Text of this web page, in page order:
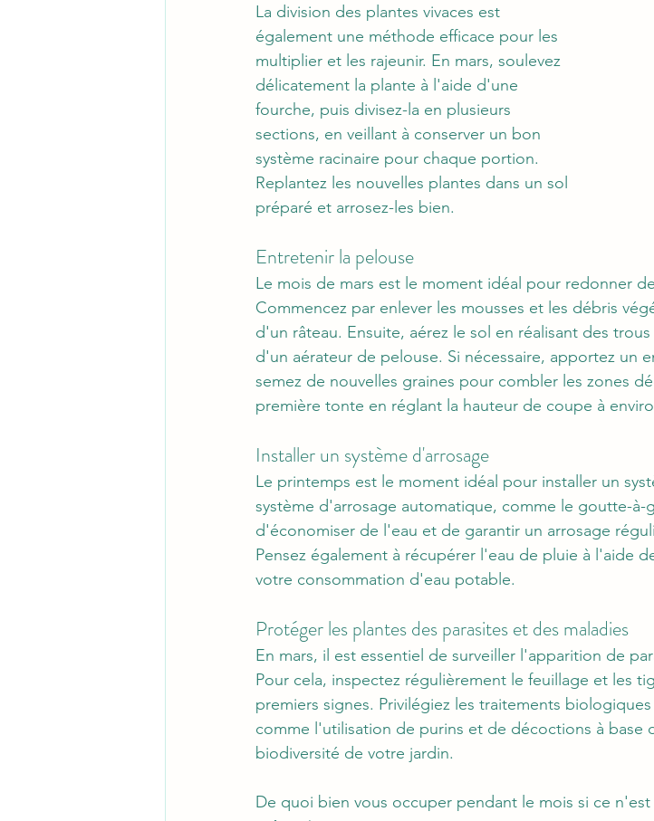
La division des plantes vivaces est
également une méthode efficace pour les
multiplier et les rajeunir. En mars, soulevez
délicatement la plante à l'aide d'une
fourche, puis divisez-la en plusieurs
sections, en veillant à conserver un bon
système racinaire pour chaque portion.
Replantez les nouvelles plantes dans un sol
préparé et arrosez-les bien.
Entretenir la pelouse
Le mois de mars est le moment idéal pour redonner
Commencez par enlever les mousses et les débris
d'un râteau. Ensuite, aérez le sol en réalisant des
d'un aérateur de pelouse. Si nécessaire, apportez un
semez de nouvelles graines pour combler les zones
première tonte en réglant la hauteur de coupe à
Installer un système d'arrosage
Le printemps est le moment idéal pour installer un
système d'arrosage automatique, comme le goutte-
d'économiser de l'eau et de garantir un arrosage
Pensez également à récupérer l'eau de pluie à l'aide
votre consommation d'eau potable.
Protéger les plantes des parasites et des maladies
En mars, il est essentiel de surveiller l'apparition de
Pour cela, inspectez régulièrement le feuillage et les
premiers signes. Privilégiez les traitements
comme l'utilisation de purins et de décoctions à base
biodiversité de votre jardin.
De quoi bien vous occuper pendant le mois si ce